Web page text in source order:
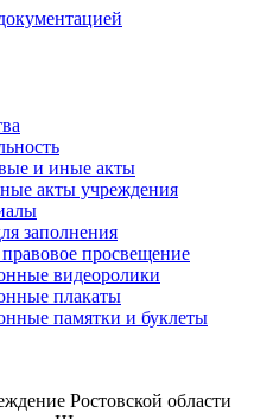
и иные акты
акты учреждения
заполнения
просвещение
видеоролики
плакаты
памятки и буклеты
Ростовской области